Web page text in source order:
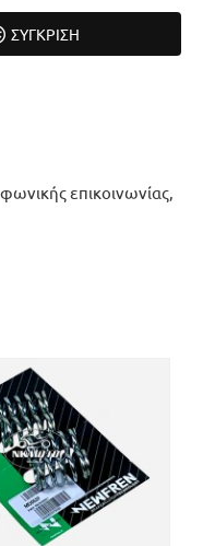
ΣΎΓΚΡΙΣΗ
επικοινωνίας,